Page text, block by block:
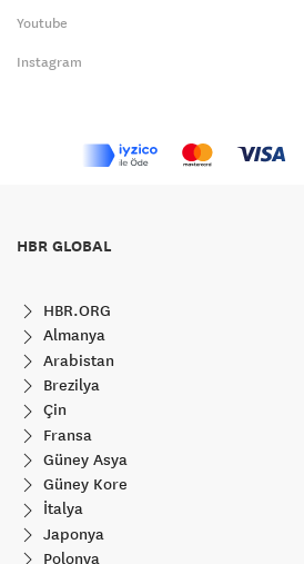
Youtube
Instagram
HBR GLOBAL
HBR.ORG
Almanya
Arabistan
Brezilya
Çin
Fransa
Güney Asya
Güney Kore
İtalya
Japonya
Polonya